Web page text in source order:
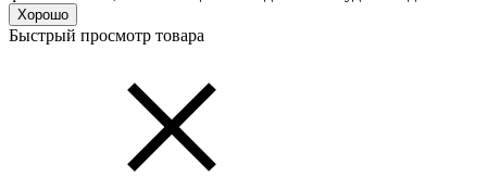
Хорошо
Быстрый просмотр товара